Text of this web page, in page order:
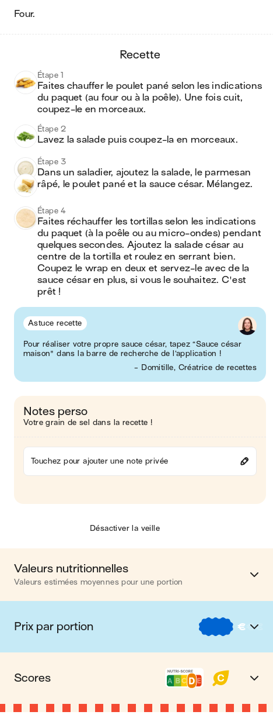
four.
recette
Étape 1
Faites chauffer le poulet pané selon les indications
du paquet (au four ou à la poêle). Une fois cuit,
coupez-le en morceaux.
Étape 2
Lavez la salade puis coupez-la en morceaux.
Étape 3
Dans un saladier, ajoutez la salade, le parmesan
râpé, le poulet pané et la sauce césar. Mélangez.
Étape 4
Faites réchauffer les tortillas selon les indications
du paquet (à la poêle ou au micro-ondes) pendant
quelques secondes. Ajoutez la salade césar au
centre de la tortilla et roulez en serrant bien.
Coupez le wrap en deux et servez-le avec de la
sauce césar en plus, si vous le souhaitez. C'est
prêt !
Astuce recette
Pour réaliser votre propre sauce césar, tapez “Sauce césar
maison" dans la barre de recherche de l’application !
- Domitille, Créatrice de recettes
Notes perso
Votre grain de sel dans la recette !
Touchez pour ajouter une note privée
Désactiver la veille
Valeurs nutritionnelles
Valeurs estimées moyennes pour une portion
Calories 432 kcal
Matières grasses 23 g
Prix par portion € €€
€ Nos recettes à -2 € par portion
Nos recettes entre 2 € et 4 € par portion
Scores
Nutri-score D